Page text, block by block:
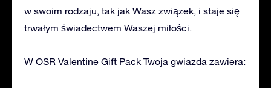
w swoim rodzaju, tak jak Wasz związek, i staje się
trwałym świadectwem Waszej miłości.
W OSR Valentine Gift Pack Twoja gwiazda zawiera: